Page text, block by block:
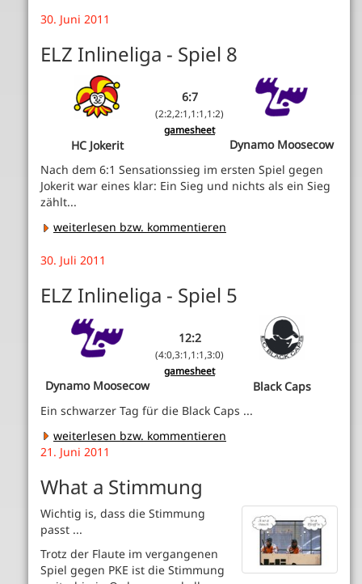
30. Juni 2011
ELZ Inlineliga - Spiel 8
HC Jokerit
6:7
(2:2,2:1,1:1,1:2)
gamesheet
Dynamo Moosecow
Nach dem 6:1 Sensationssieg im ersten Spiel gegen
Jokerit war eines klar: Ein Sieg und nichts als ein Sieg
zählt...
weiterlesen bzw. kommentieren
30. Juli 2011
ELZ Inlineliga - Spiel 5
Dynamo Moosecow
12:2
(4:0,3:1,1:1,3:0)
gamesheet
Black Caps
Ein schwarzer Tag für die Black Caps ...
weiterlesen bzw. kommentieren
21. Juni 2011
What a Stimmung
Wichtig is, dass die Stimmung
passt ...
Trotz der Flaute im vergangenen
Spiel gegen PKE ist die Stimmung